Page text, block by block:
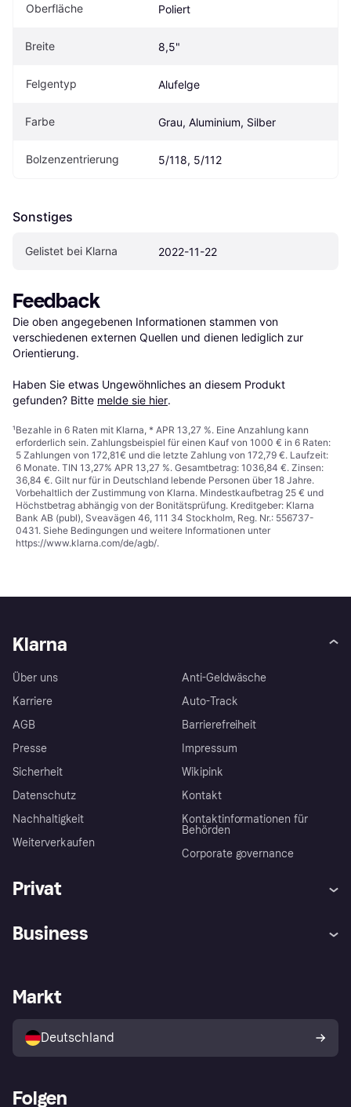
Oberfläche Poliert
Breite 8,5"
Felgentyp Alufelge
Farbe Grau, Aluminium, Silber
Bolzenzentrierung 5/118, 5/112
Sonstiges
Gelistet bei Klarna 2022-11-22
Feedback
Die oben angegebenen Informationen stammen von
verschiedenen externen Quellen und dienen lediglich zur
Orientierung.
Haben Sie etwas Ungewöhnliches an diesem Produkt
gefunden? Bitte melde sie hier.
¹Bezahle in 6 Raten mit Klarna, * APR 13,27 %. Eine Anzahlung kann
erforderlich sein. Zahlungsbeispiel für einen Kauf von 1000 € in 6 Raten:
5 Zahlungen von 172,81€ und die letzte Zahlung von 172,79 €. Laufzeit:
6 Monate. TIN 13,27% APR 13,27 %. Gesamtbetrag: 1036,84 €. Zinsen:
36,84 €. Gilt nur für in Deutschland lebende Personen über 18 Jahre.
Vorbehaltlich der Zustimmung von Klarna. Mindestkaufbetrag 25 € und
Höchstbetrag abhängig von der Bonitätsprüfung. Kreditgeber: Klarna
Bank AB (publ), Sveavägen 46, 111 34 Stockholm, Reg. Nr.: 556737-
0431. Siehe Bedingungen und weitere Informationen unter
https://www.klarna.com/de/agb/.
Klarna
Über uns
Karriere
AGB
Presse
Sicherheit
Datenschutz
Nachhaltigkeit
Weiterverkaufen
Anti-Geldwäsche
Auto-Track
Barrierefreiheit
Impressum
Wikipink
Kontakt
Kontaktinformationen für
Behörden
Corporate governance
Privat
Klarna App
Shops entdecken
Käuferschutzrichtlinie
Dein Widerrufsrecht
Business
Händlerportal
Markt
Deutschland
Folgen